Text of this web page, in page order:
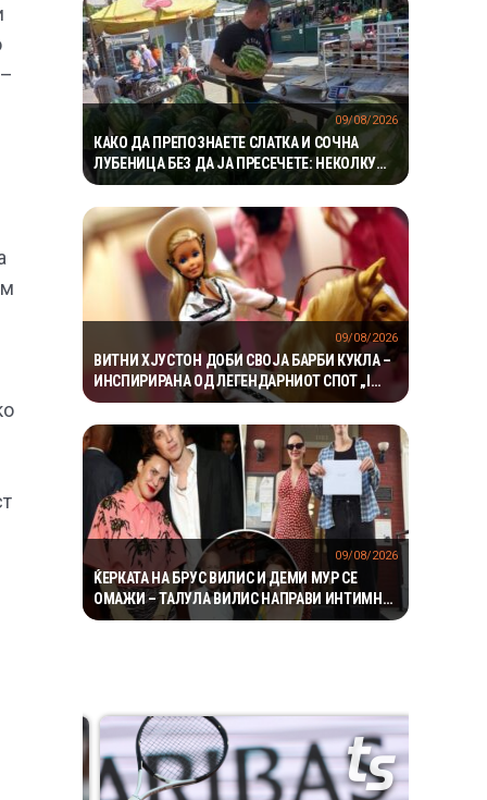
КАКО ДА ПРЕПОЗНАЕТЕ СЛАТКА И СОЧНА
ЛУБЕНИЦА БЕЗ ДА ЈА ПРЕСЕЧЕТЕ: НЕКОЛКУ
ЗНАЦИ МОЖАТ МНОГУ ДА ОТКРИЈАТ
09/08/2026
ВИТНИ ХЈУСТОН ДОБИ СВОЈА БАРБИ КУКЛА –
ИНСПИРИРАНА ОД ЛЕГЕНДАРНИОТ СПОТ „I
WANNA DANCE WITH SOMEBODY“
09/08/2026
ЌЕРКАТА НА БРУС ВИЛИС И ДЕМИ МУР СЕ
ОМАЖИ – ТАЛУЛА ВИЛИС НАПРАВИ ИНТИМНА
СВАДБА ВО АЈДАХО
09/08/2026